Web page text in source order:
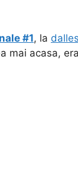
#1, la dalles
mai acasa,